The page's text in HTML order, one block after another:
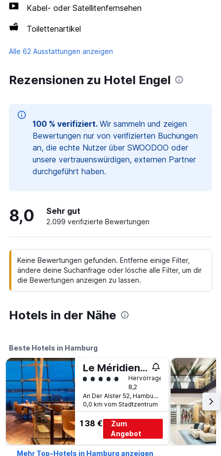
Kabel- oder Satellitenfernsehen
Toilettenartikel
Alle 62 Ausstattungen anzeigen
Rezensionen zu Hotel Engel
100 % verifiziert. Wir sammeln und zeigen
Bewertungen nur von verifizierten Buchungen
an, die echte Nutzer über SWOODOO oder
unsere vertrauenswürdigen, externen Partner
durchgeführt haben.
8,0 Sehr gut
2.099 verifizierte Bewertungen
Keine Bewertungen gefunden. Entferne einige Filter,
ändere deine Suchanfrage oder lösche alle Filter, um dir
die Bewertungen anzeigen zu lassen.
Hotels in der Nähe
Beste Hotels in Hamburg
Le Méridien Hamburg
Bewertungskategorie 5
Hervorragend
8,2
An Der Alster 52, Hamburg, Hamburg, Deutschland
0,0 km vom Stadtzentrum
138 €
Zum
Angebot
Mehr Top-Hotels in Hamburg anzeigen